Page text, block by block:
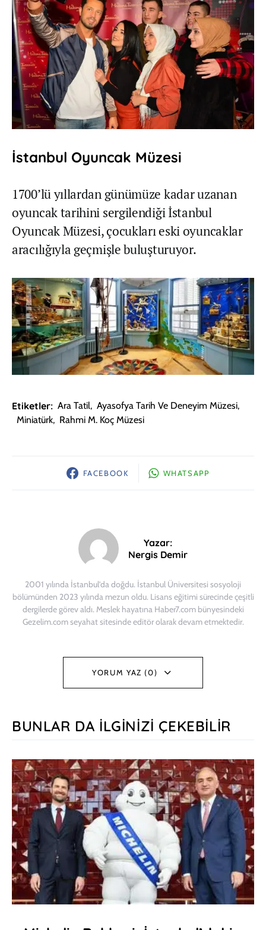
İstanbul Oyuncak Müzesi
1700’lü yıllardan günümüze kadar uzanan
oyuncak tarihini sergilendiği İstanbul
Oyuncak Müzesi, çocukları eski oyuncaklar
aracılığıyla geçmişle buluşturuyor.
Etiketler: Ara Tatil, Ayasofya Tarih Ve Deneyim Müzesi,
Miniatürk, Rahmi M. Koç Müzesi
FACEBOOK WHATSAPP
Yazar:
Nergis Demir
2001 yılında İstanbul’da doğdu. İstanbul Üniversitesi sosyoloji
bölümünden 2023 yılında mezun oldu. Lisans eğitimi sürecinde çeşitli
dergilerde görev aldı. Meslek hayatına Haber7.com bünyesindeki
Gezelim.com seyahat sitesinde editör olarak devam etmektedir.
YORUM YAZ (0)
BUNLAR DA İLGINIZI ÇEKEBILIR